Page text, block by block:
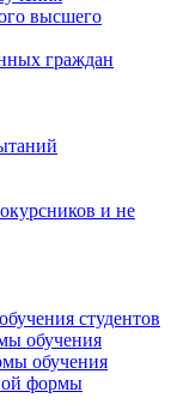
высшего
граждан
и не
студентов
обучения
обучения
формы